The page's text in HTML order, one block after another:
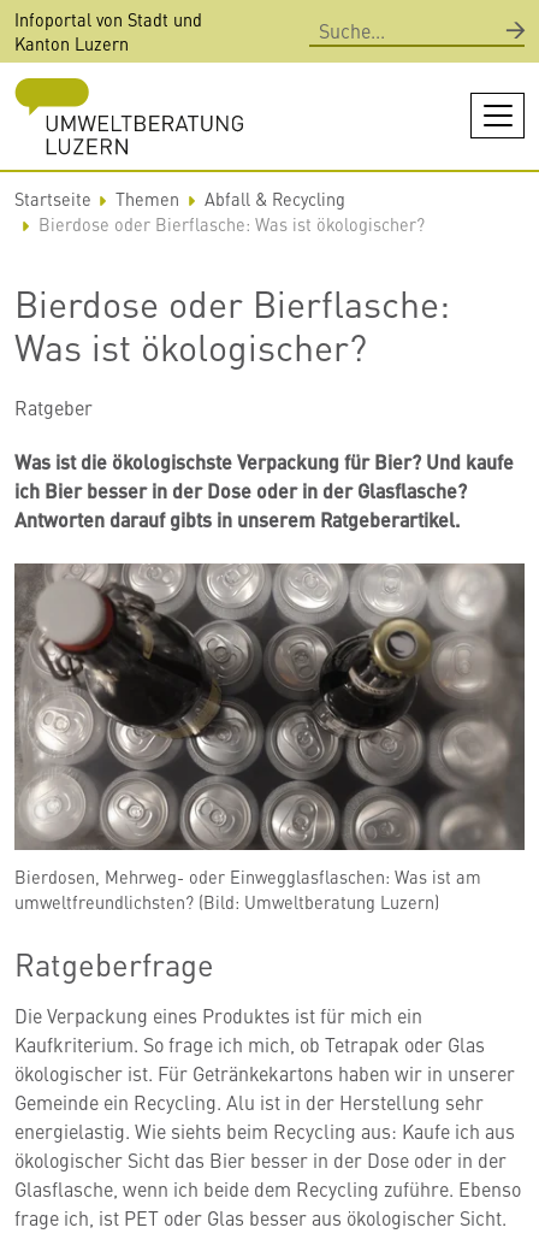
Direkt
zum
Inhalt
Infoportal von Stadt und
Kanton Luzern
Suche
Startseite Themen
Abfall & Recycling
Bierdose oder Bierflasche: Was ist ökologischer?
Bierdose oder Bierflasche:
Was ist ökologischer?
Ratgeber
Was ist die ökologischste Verpackung für Bier? Und kaufe
ich Bier besser in der Dose oder in der Glasflasche?
Antworten darauf gibts in unserem Ratgeberartikel.
Bierdosen, Mehrweg- oder Einwegglasflaschen: Was ist am
umweltfreundlichsten? (Bild: Umweltberatung Luzern)
Ratgeberfrage
Die Verpackung eines Produktes ist für mich ein
Kaufkriterium. So frage ich mich, ob Tetrapak oder Glas
ökologischer ist. Für Getränkekartons haben wir in unserer
Gemeinde ein Recycling. Alu ist in der Herstellung sehr
energielastig. Wie siehts beim Recycling aus: Kaufe ich aus
ökologischer Sicht das Bier besser in der Dose oder in der
Glasflasche, wenn ich beide dem Recycling zuführe. Ebenso
frage ich, ist PET oder Glas besser aus ökologischer Sicht.